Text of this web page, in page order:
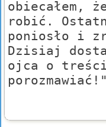
obiecałem,
robić.
poniosło i
Dzisiaj
ojca o treści